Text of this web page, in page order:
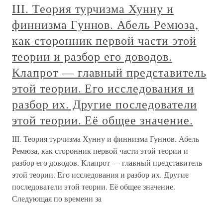
III. Теория турчизма Хунну и
финнизма Гуннов. Абель Ремюза,
как сторонник первой части этой
теории и разбор его доводов.
Клапрот — главный представитель
этой теории. Его исследования и
разбор их. Другие последователи
этой теории. Её общее значение.
III. Теория турчизма Хунну и финнизма Гуннов. Абель
Ремюза, как сторонник первой части этой теории и
разбор его доводов. Клапрот — главный представитель
этой теории. Его исследования и разбор их. Другие
последователи этой теории. Её общее значение.
Следующая по времени за